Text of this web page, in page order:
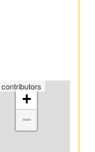
+
−
contributors